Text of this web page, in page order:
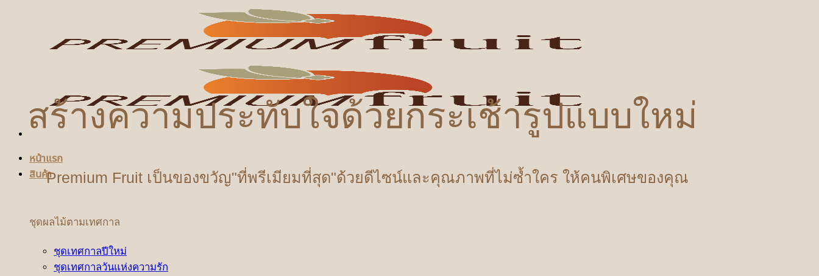
หน้าแรก
สินค้า
ชุดผลไม้ตามเทศกาล
ชุดเทศกาลปีใหม่
ชุดเทศกาลวันแห่งความรัก
สร้างความประทับใจด้วยกระเช้ารูปแบบใหม่
Premium Fruit เป็นของขวัญ"ที่พรีเมียมที่สุด"ด้วยดีไซน์และคุณภาพที่ไม่ซ้ำใคร ให้คนพิเศษของคุณ